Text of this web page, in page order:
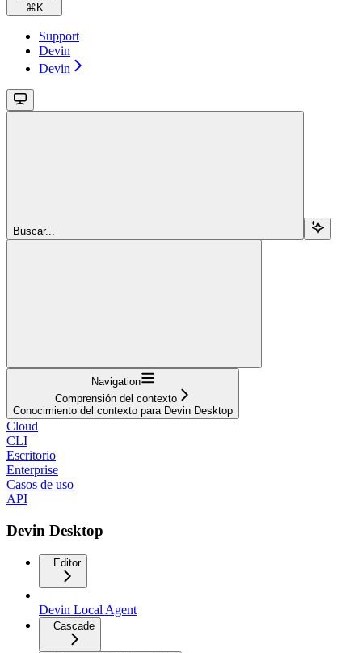
⌘ K
Support
Devin
Devin
Buscar...
Navigation
Comprensión del contexto
Conocimiento del contexto para Devin Desktop
Cloud
CLI
Escritorio
Enterprise
Casos de uso
API
Devin Desktop
Editor
Devin Local Agent
Cascade